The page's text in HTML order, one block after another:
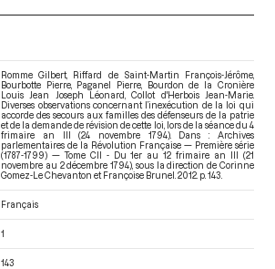
Romme Gilbert, Riffard de Saint-Martin François-Jérôme,
Bourbotte Pierre, Paganel Pierre, Bourdon de la Cronière
Louis Jean Joseph Léonard, Collot d'Herbois Jean-Marie.
Diverses observations concernant l’inexécution de la loi qui
accorde des secours aux familles des défenseurs de la patrie
et de la demande de révision de cette loi, lors de la séance du 4
frimaire an III (24 novembre 1794). Dans : Archives
parlementaires de la Révolution Française — Première série
(1787-1799) — Tome CII - Du 1er au 12 frimaire an III (21
novembre au 2 décembre 1794) , sous la direction de Corinne
Gomez-Le Chevanton et Françoise Brunel. 2012. p. 143.
Français
1
143